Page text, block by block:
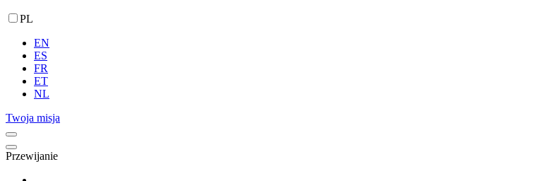
PL
EN
ES
FR
ET
NL
Twoja misja
Przewijanie